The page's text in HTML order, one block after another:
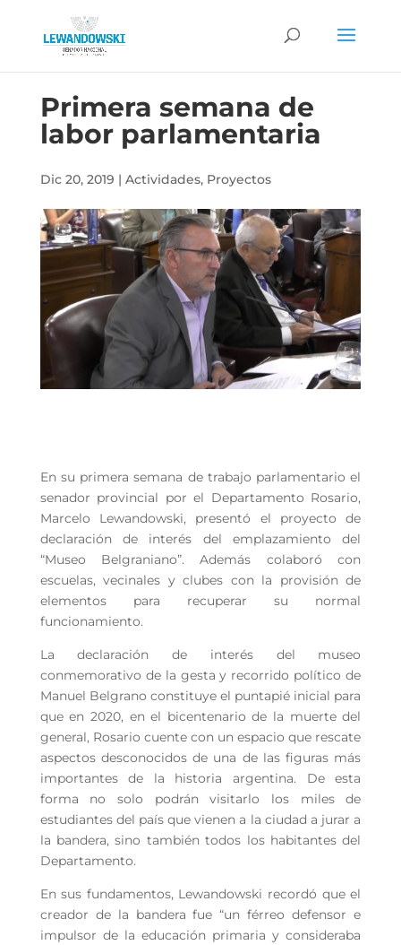
Primera semana de
labor parlamentaria
Dic 20, 2019 | Actividades, Proyectos
En su primera semana de trabajo parlamentario el
senador provincial por el Departamento Rosario,
Marcelo Lewandowski, presentó el proyecto de
declaración de interés del emplazamiento del
“Museo Belgraniano”. Además colaboró con
escuelas, vecinales y clubes con la provisión de
elementos para recuperar su normal
funcionamiento.
La declaración de interés del museo
conmemorativo de la gesta y recorrido político de
Manuel Belgrano constituye el puntapié inicial para
que en 2020, en el bicentenario de la muerte del
general, Rosario cuente con un espacio que rescate
aspectos desconocidos de una de las figuras más
importantes de la historia argentina. De esta
forma no solo podrán visitarlo los miles de
estudiantes del país que vienen a la ciudad a jurar a
la bandera, sino también todos los habitantes del
Departamento.
En sus fundamentos, Lewandowski recordó que el
creador de la bandera fue “un férreo defensor e
impulsor de la educación primaria y consideraba